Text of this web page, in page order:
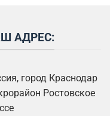
АДРЕС:
город Краснодар
Ростовское